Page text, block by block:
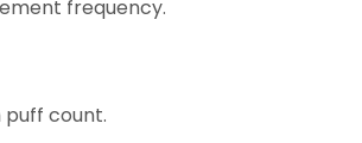
frequency.
count.